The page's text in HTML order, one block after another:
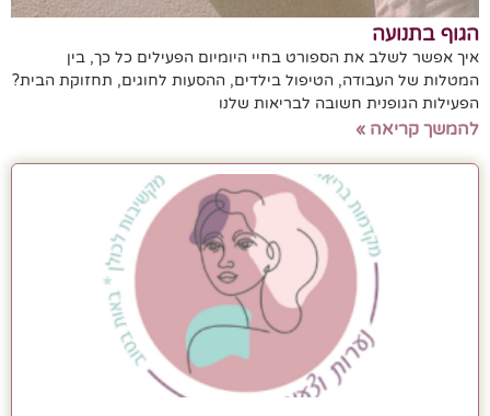
הגוף בתנועה
איך אפשר לשלב את הספורט בחיי היומיום הפעילים כל כך, בין
המטלות של העבודה, הטיפול בילדים, ההסעות לחוגים, תחזוקת הבית?
הפעילות הגופנית חשובה לבריאות שלנו
להמשך קריאה »